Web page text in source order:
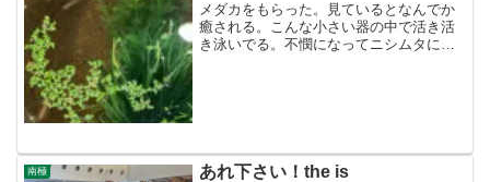
メダカをもらった。見ているとなんでか
癒される。こんな小さい器の中で活き活
き泳いでる。不憫になってニシムタに行
南極 あれ下さい！the is